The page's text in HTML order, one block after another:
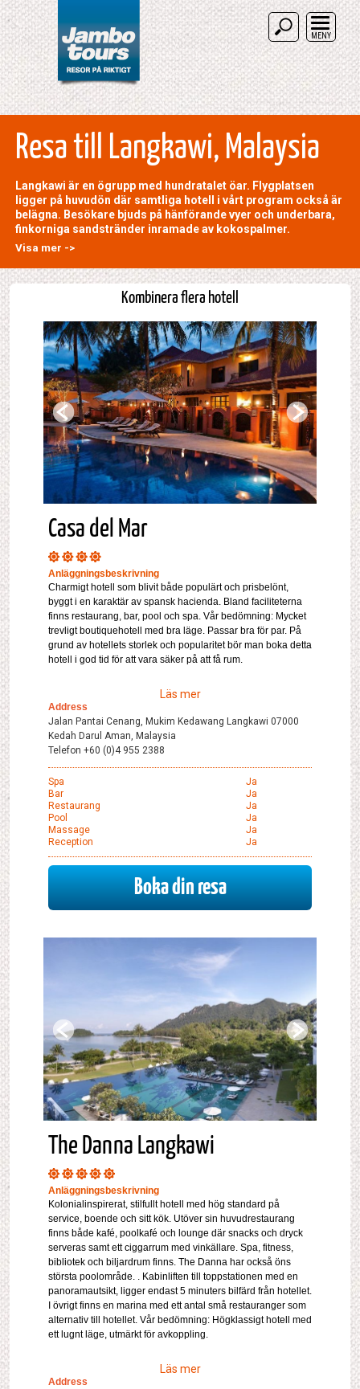
MENY
Resa till Langkawi, Malaysia
Langkawi är en ögrupp med hundratalet öar. Flygplatsen
ligger på huvudön där samtliga hotell i vårt program också är
belägna. Besökare bjuds på hänförande vyer och underbara,
finkorniga sandstränder inramade av kokospalmer.
Visa mer ->
Kombinera flera hotell
Casa del Mar
Anläggningsbeskrivning
Charmigt hotell som blivit både populärt och prisbelönt,
byggt i en karaktär av spansk hacienda. Bland faciliteterna
finns restaurang, bar, pool och spa. Vår bedömning: Mycket
trevligt boutiquehotell med bra läge. Passar bra för par. På
grund av hotellets storlek och popularitet bör man boka detta
hotell i god tid för att vara säker på att få rum.
Läs mer
Address
Jalan Pantai Cenang, Mukim Kedawang Langkawi 07000
Kedah Darul Aman, Malaysia
Telefon +60 (0)4 955 2388
Spa
Ja
Bar
Ja
Restaurang
Ja
Pool
Ja
Massage
Ja
Reception
Ja
Boka din resa
The Danna Langkawi
Anläggningsbeskrivning
Kolonialinspirerat, stilfullt hotell med hög standard på
service, boende och sitt kök. Utöver sin huvudrestaurang
finns både kafé, poolkafé och lounge där snacks och dryck
serveras samt ett ciggarrum med vinkällare. Spa, fitness,
bibliotek och biljardrum finns. The Danna har också öns
största poolområde. . Kabinliften till toppstationen med en
panoramautsikt, ligger endast 5 minuters bilfärd från hotellet.
I övrigt finns en marina med ett antal små restauranger som
alternativ till hotellet. Vår bedömning: Högklassigt hotell med
ett lugnt läge, utmärkt för avkoppling.
Läs mer
Address